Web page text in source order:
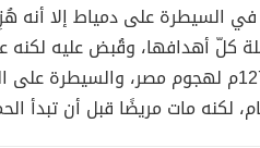
السيطرة على دمياط إلا أنه
كلّ أهدافها، وقُبض عليه لكنه
ثامنة عام 1270م لهجوم مصر، والسيطرة
لكنه مات مريضًا قبل أن تبدأ